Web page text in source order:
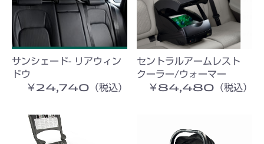
サンシェード- リアウィン
ドウ
￥24,740（税込）
セントラルアームレスト
クーラー/ウォーマー
￥84,480（税込）